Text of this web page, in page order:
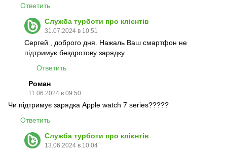
Ответить
Служба турботи про клієнтів
31.07.2024 в 10:51
Сергей , доброго дня. Нажаль Ваш смартфон не
підтримує бездротову зарядку.
Ответить
Роман
11.06.2024 в 09:50
Чи підтримує зарядка Apple watch 7 series?????
Ответить
Служба турботи про клієнтів
13.06.2024 в 10:04